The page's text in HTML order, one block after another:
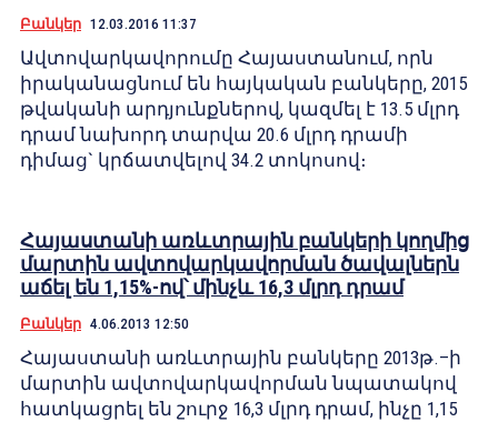
Բանկեր 12.03.2016 11:37
Ավտովարկավորումը Հայաստանում, որն
իրականացնում են հայկական բանկերը, 2015
թվականի արդյունքներով, կազմել է 13.5 մլրդ
դրամ նախորդ տարվա 20.6 մլրդ դրամի
դիմաց` կրճատվելով 34.2 տոկոսով։
Հայաստանի առևտրային բանկերի կողմից
մարտին ավտովարկավորման ծավալներն
աճել են 1,15%-ով՝ մինչև 16,3 մլրդ դրամ
Բանկեր 4.06.2013 12:50
Հայաստանի առևտրային բանկերը 2013թ.–ի
մարտին ավտովարկավորման նպատակով
հատկացրել են շուրջ 16,3 մլրդ դրամ, ինչը 1,15